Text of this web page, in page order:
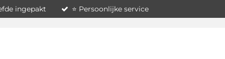
ingepakt ⭐ Persoonlijke service